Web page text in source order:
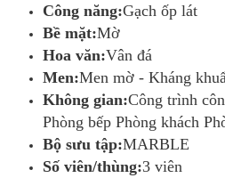
Công năng:Gạch ốp lát
Bề mặt:Mờ
Hoa văn:Vân đá
Men:Men mờ - Kháng
Không gian:Công trình
Phòng bếp Phòng khách
Bộ sưu tập:MARBLE
Số viên/thùng:3 viên